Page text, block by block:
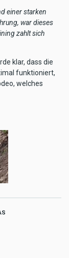
einer starken
war dieses
zahlt sich
klar, dass die
funktioniert,
welches